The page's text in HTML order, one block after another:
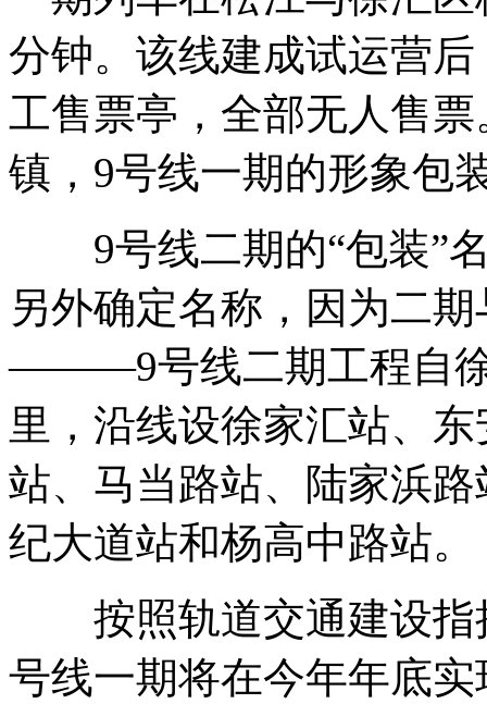
分钟。该线建成试运营
工售票亭，全部无人售
镇，9号线一期的形象包
9号线二期的“包装”名
另外确定名称，因为二
———9号线二期工程自徐
里，沿线设徐家汇站、
站、马当路站、陆家浜
纪大道站和杨高中路站。
按照轨道交通建设指
号线一期将在今年年底